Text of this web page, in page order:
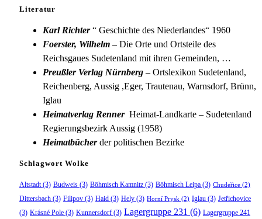
Literatur
Karl Richter“ Geschichte des Niederlandes“ 1960
Foerster, Wilhelm – Die Orte und Ortsteile des
Reichsgaues Sudetenland mit ihren Gemeinden, …
Preußler Verlag Nürnberg – Ortslexikon Sudetenland,
Reichenberg, Aussig ,Eger, Trautenau, Warnsdorf, Brünn,
Iglau
Heimatverlag Renner Heimat-Landkarte – Sudetenland
Regierungsbezirk Aussig (1958)
Heimatbücherder politischen Bezirke
Schlagwort Wolke
Altstadt(3) Budweis (3) Böhmisch Kamnitz (3) Böhmisch Leipa (3) Chudeřice (2)
Dittersbach (3) Filipov (3) Haid (3) Hely (3) Horní Prysk (2) Iglau (3) Jetřichovice
(3) Krásné Pole (3) Kunnersdorf (3) Lagergruppe 231 (6) Lagergruppe 241